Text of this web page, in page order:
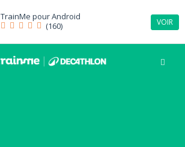
TrainMe pourAndroid
(160)
VOIR